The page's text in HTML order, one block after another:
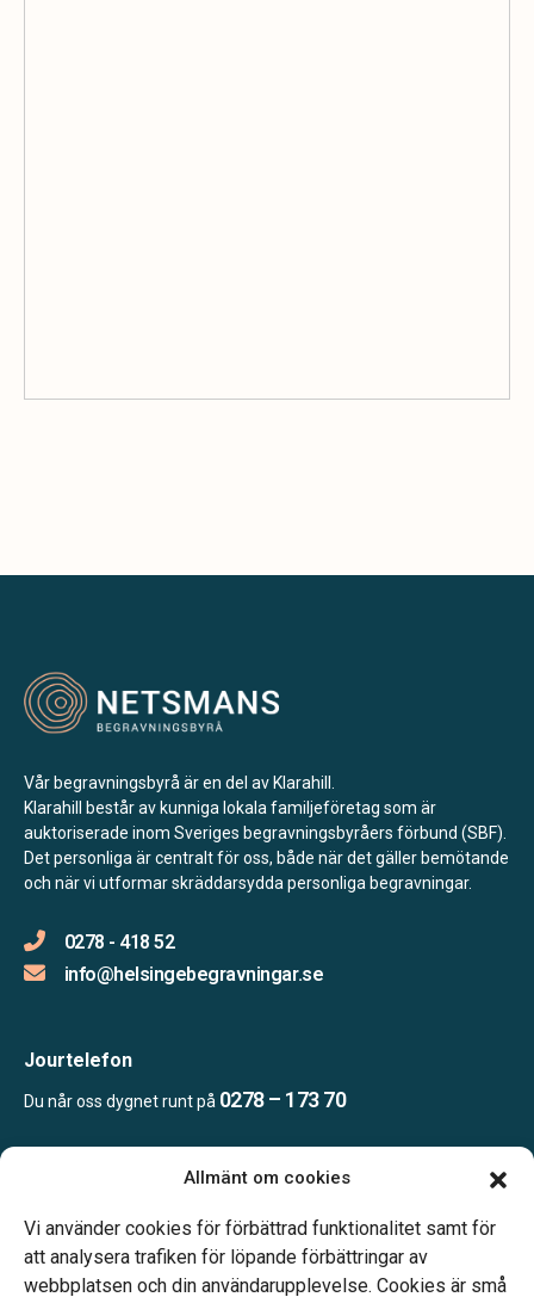
Allmänt om cookies
Vi använder cookies för förbättrad funktionalitet samt för
att analysera trafiken för löpande förbättringar av
webbplatsen och din användarupplevelse. Cookies är små
Vår begravningsbyrå är en del av Klarahill.
Klarahill består av kunniga lokala familjeföretag som är
auktoriserade inom Sveriges begravningsbyråers förbund (SBF).
Det personliga är centralt för oss, både när det gäller bemötande
och när vi utformar skräddarsydda personliga begravningar.
0278 - 418 52
info@helsingebegravningar.se
Jourtelefon
Du når oss dygnet runt på 0278 – 173 70
Kontoret bemannas enligt telefonöverenskommelse